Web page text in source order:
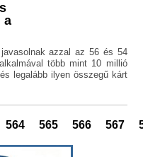
a
azzal az 56 és 54
több mint 10 millió
legalább ilyen összegű kárt
564 565 566 567